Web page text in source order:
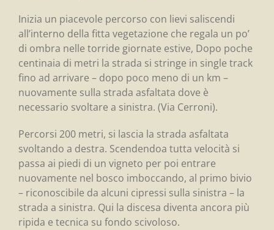
Inizia un piacevole percorso con lievi saliscendi
all’interno della fitta vegetazione che regala un po’
di ombra nelle torride giornate estive, Dopo poche
centinaia di metri la strada si stringe in single track
fino ad arrivare – dopo poco meno di un km –
nuovamente sulla strada asfaltata dove è
necessario svoltare a sinistra. (Via Cerroni).
Percorsi 200 metri, si lascia la strada asfaltata
svoltando a destra. Scendendoa tutta velocità si
passa ai piedi di un vigneto per poi entrare
nuovamente nel bosco imboccando, al primo bivio
– riconoscibile da alcuni cipressi sulla sinistra – la
strada a sinistra. Qui la discesa diventa ancora più
ripida e tecnica su fondo scivoloso.